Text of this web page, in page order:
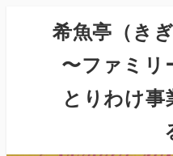
希魚亭（き
〜ファミリ
とりわけ事